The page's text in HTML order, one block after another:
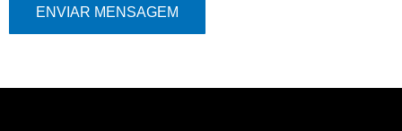
ENVIAR MENSAGEM